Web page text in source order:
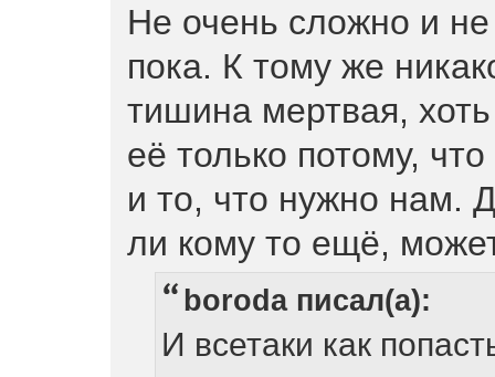
Не очень сложно и
пока. К тому же
тишина мертвая,
её только потому,
и то, что нужно нам.
ли кому то ещё,
boroda писал(а):
И всетаки как